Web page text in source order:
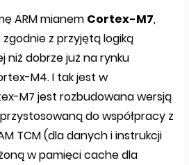
ARM mianem Cortex-M7,
z przyjętą logiką
niż dobrze już na rynku
M4. I tak jest w
M7 jest rozbudowana wersją
do współpracy z
TCM (dla danych i instrukcji
w pamięci cache dla